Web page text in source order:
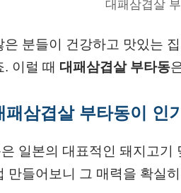
대패삼겹살
은 분들이 건강하고 맛있는
. 이럴 때 대패삼겹살 부타동
패삼겹살 부타동이 인
일본의 대표적인 돼지고기
만들어보니 그 매력을 확실